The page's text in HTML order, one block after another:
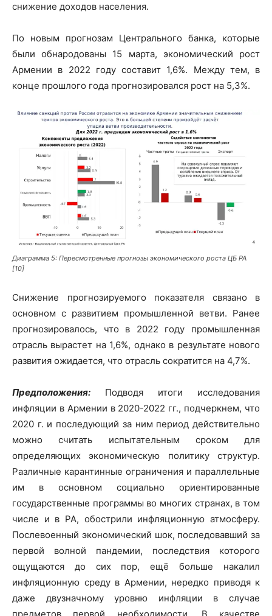
снижение доходов населения.
По новым прогнозам Центрального банка, которые
были обнародованы 15 марта, экономический рост
Армении в 2022 году составит 1,6%. Между тем, в
конце прошлого года прогнозировался рост на 5,3%.
Диаграмма 5: Пересмотренные прогнозы экономического роста ЦБ РА
[10]
Снижение прогнозируемого показателя связано в
основном с развитием промышленной ветви. Ранее
прогнозировалось, что в 2022 году промышленная
отрасль вырастет на 1,6%, однако в результате нового
развития ожидается, что отрасль сократится на 4,7%.
Предположения: Подводя итоги исследования
инфляции в Армении в 2020-2022 гг., подчеркнем, что
2020 г. и последующий за ним период действительно
можно считать испытательным сроком для
определяющих экономическую политику структур.
Различные карантинные ограничения и параллельные
им в основном социально ориентированные
государственные программы во многих странах, в том
числе и в РА, обострили инфляционную атмосферу.
Послевоенный экономический шок, последовавший за
первой волной пандемии, последствия которого
ощущаются до сих пор, ещё больше накалил
инфляционную среду в Армении, нередко приводя к
даже двузначному уровню инфляции в случае